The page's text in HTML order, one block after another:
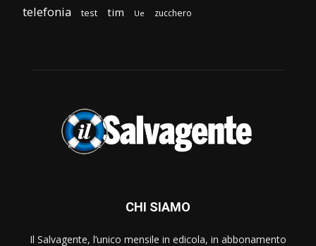
telefonia test tim Ue zucchero
CHI SIAMO
Il Salvagente, l’unico mensile in edicola, in abbonamento